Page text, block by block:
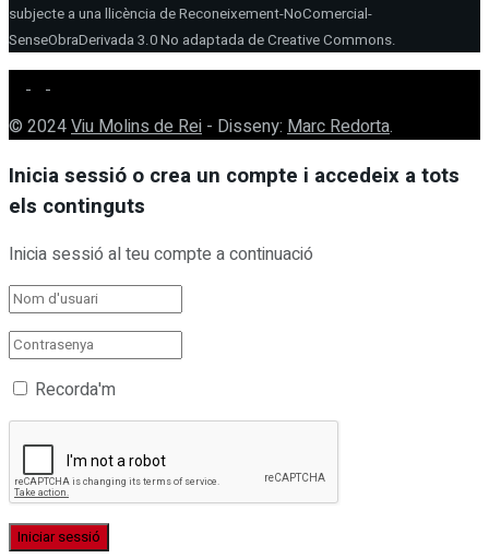
subjecte a una llicència de Reconeixement-NoComercial-
SenseObraDerivada 3.0 No adaptada de Creative Commons.
© 2024Viu Molins de Rei - Disseny: Marc Redorta.
Inicia sessió o crea un compte i accedeix a tots
els continguts
Inicia sessió al teu compte a continuació
Recorda'm